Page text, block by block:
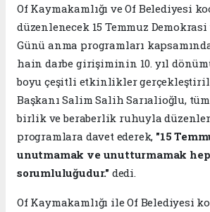
Of Kaymakamlığı ve Of Belediyesi
düzenlenecek 15 Temmuz
Günü anma programları
hain darbe girişiminin 10. yıl
boyu çeşitli etkinlikler
Başkanı Salim Salih Sarıalioğlu,
birlik ve beraberlik ruhuyla
programlara davet ederek, "15
unutmamak ve unutturmamak
sorumluluğudur." dedi.
Of Kaymakamlığı ile Of Belediyesi